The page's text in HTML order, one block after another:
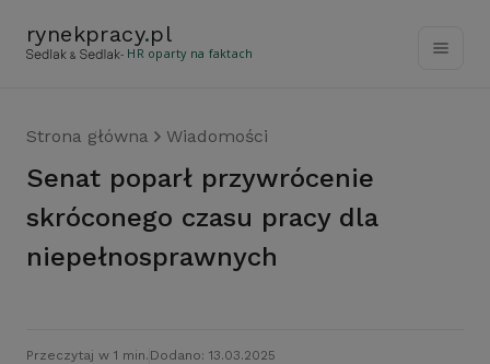
rynekpracy.pl
- HR oparty na faktach
Strona główna Wiadomości
Senat poparł przywrócenie
skróconego czasu pracy dla
niepełnosprawnych
Przeczytaj w 1 min. Dodano: 13.03.2025